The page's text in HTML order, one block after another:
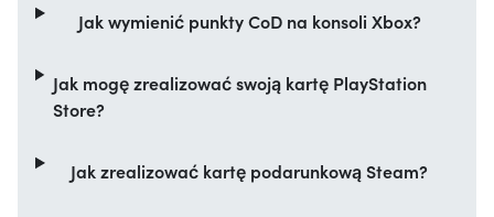
Jak wymienić punkty CoD na konsoli Xbox?
Jak mogę zrealizować swoją kartę PlayStation
Store?
Jak zrealizować kartę podarunkową Steam?